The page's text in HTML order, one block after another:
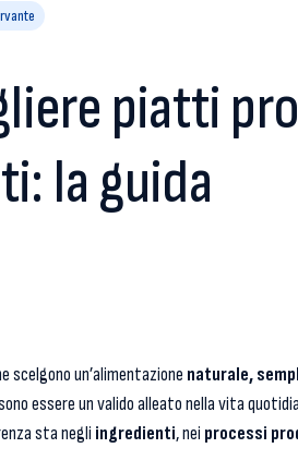
piatti
la guida
scelgono un’alimentazione naturale,
essere un valido alleato nella vita
sta negli ingredienti, nei processi